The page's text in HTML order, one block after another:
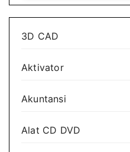
3D CAD
Aktivator
Akuntansi
Alat CD DVD